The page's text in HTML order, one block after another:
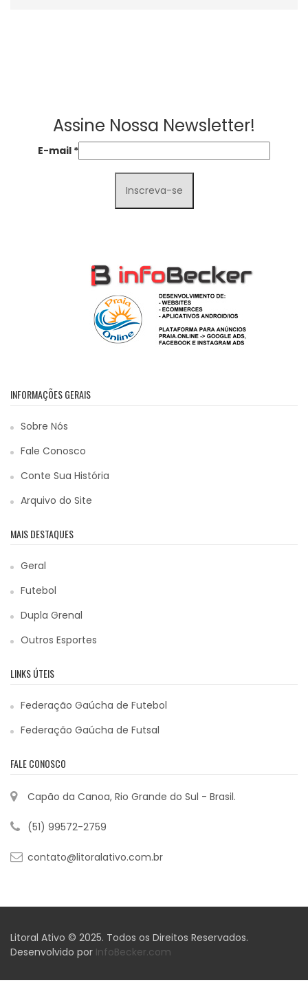
Assine Nossa Newsletter!
E-mail *
INFORMAÇÕES GERAIS
Sobre Nós
Fale Conosco
Conte Sua História
Arquivo do Site
MAIS DESTAQUES
Geral
Futebol
Dupla Grenal
Outros Esportes
LINKS ÚTEIS
Federação Gaúcha de Futebol
Federação Gaúcha de Futsal
FALE CONOSCO
Capão da Canoa, Rio Grande do Sul - Brasil.
(51) 99572-2759
contato@litoralativo.com.br
Litoral Ativo © 2025. Todos os Direitos Reservados.
Desenvolvido por InfoBecker.com